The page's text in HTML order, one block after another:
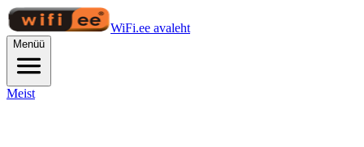
WiFi.ee avaleht
Menüü
Meist